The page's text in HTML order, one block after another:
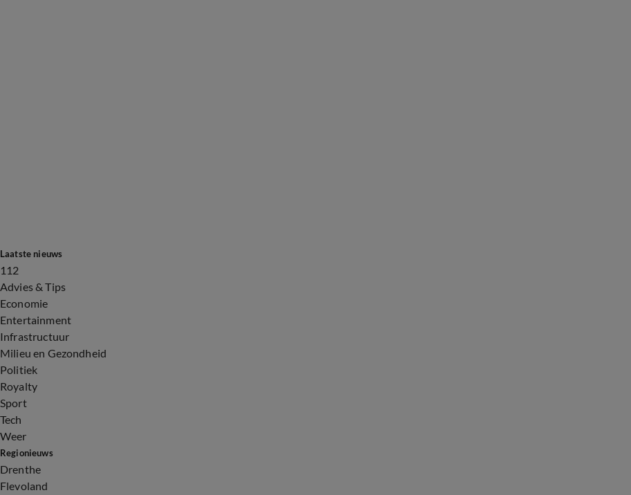
Laatste nieuws
112
Advies & Tips
Economie
Entertainment
Infrastructuur
Milieu en Gezondheid
Politiek
Royalty
Sport
Tech
Weer
Regionieuws
Drenthe
Flevoland